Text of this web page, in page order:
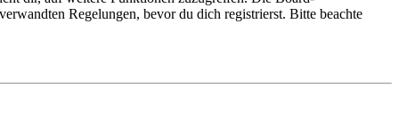
Regelungen, bevor du dich registrierst. Bitte beachte